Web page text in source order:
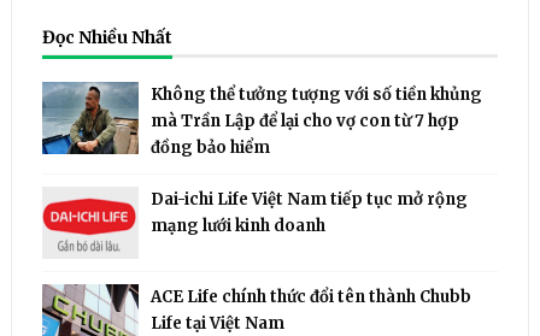
Đọc Nhiều Nhất
Không thể tưởng tượng với số tiền khủng
mà Trần Lập để lại cho vợ con từ 7 hợp
đồng bảo hiểm
Dai-ichi Life Việt Nam tiếp tục mở rộng
mạng lưới kinh doanh
ACE Life chính thức đổi tên thành Chubb
Life tại Việt Nam